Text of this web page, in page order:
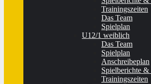
Trainingszeiten
Das Team
Spielplan
U12/1 weiblich
Das Team
Spielplan
Anschreibeplan
Spielberichte
Trainingszeiten